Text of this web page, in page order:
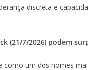
discreta e
(21/7/2026) podem
como um dos nomes